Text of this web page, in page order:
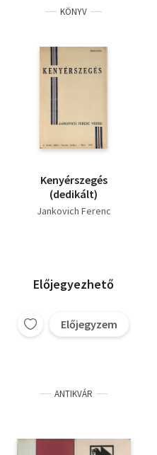
KÖNYV
Kenyérszegés
(dedikált)
Jankovich Ferenc
Előjegyezhető
Előjegyzem
ANTIKVÁR